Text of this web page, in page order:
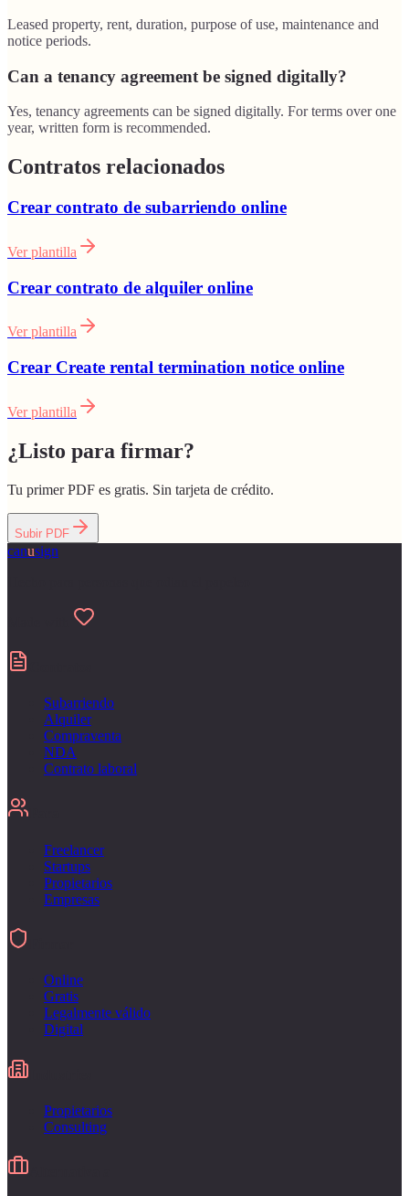
Leased property, rent, duration, purpose of use, maintenance and
notice periods.
Can a tenancy agreement be signed digitally?
Yes, tenancy agreements can be signed digitally. For terms over one
year, written form is recommended.
Contratos relacionados
Crear contrato de subarriendo online
Ver plantilla
Crear contrato de alquiler online
Ver plantilla
Crear Create rental termination notice online
Ver plantilla
¿Listo para firmar?
Tu primer PDF es gratis. Sin tarjeta de crédito.
Subir PDF
canusign
Subarriendo
Alquiler
Compraventa
NDA
Contrato laboral
Freelancer
Startups
Propietarios
Empresas
Online
Gratis
Legalmente válido
Digital
Propietarios
Consulting